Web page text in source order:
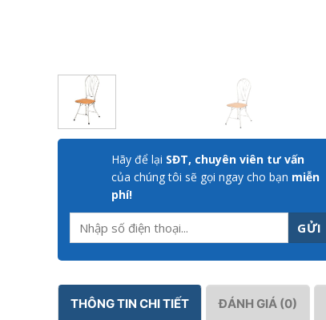
Hãy để lại SĐT, chuyên viên tư vấn
của chúng tôi sẽ gọi ngay cho bạn miễn
phí!
THÔNG TIN CHI TIẾT ĐÁNH GIÁ (0)